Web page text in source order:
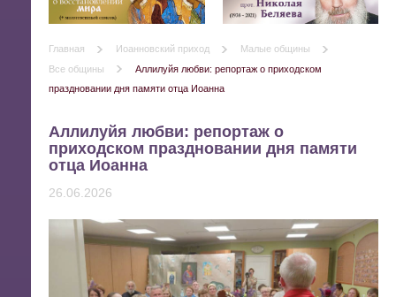
Главная Иоанновский приход
Малые общины
Все общины
Аллилуйя любви: репортаж о приходском
праздновании дня памяти отца Иоанна
Аллилуйя любви: репортаж о
приходском праздновании дня памяти
отца Иоанна
26.06.2026